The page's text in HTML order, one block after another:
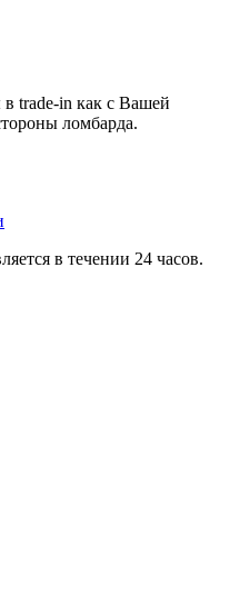
trade-in как с Вашей
ломбарда.
в течении 24 часов.